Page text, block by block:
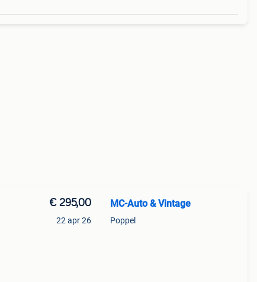
€ 295,00
22 apr 26
MC-Auto & Vintage
Poppel